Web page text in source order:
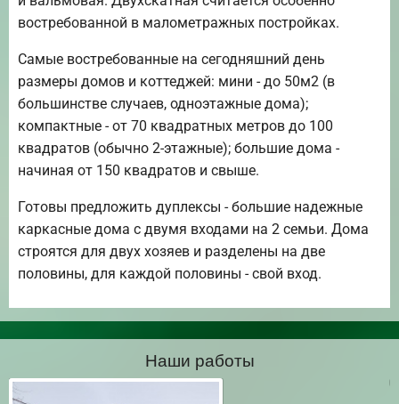
востребованной в малометражных постройках.
Самые востребованные на сегодняшний день
размеры домов и коттеджей: мини - до 50м2 (в
большинстве случаев, одноэтажные дома);
компактные - от 70 квадратных метров до 100
квадратов (обычно 2-этажные); большие дома -
начиная от 150 квадратов и свыше.
Готовы предложить дуплексы - большие надежные
каркасные дома с двумя входами на 2 семьи. Дома
строятся для двух хозяев и разделены на две
половины, для каждой половины - свой вход.
Наши работы